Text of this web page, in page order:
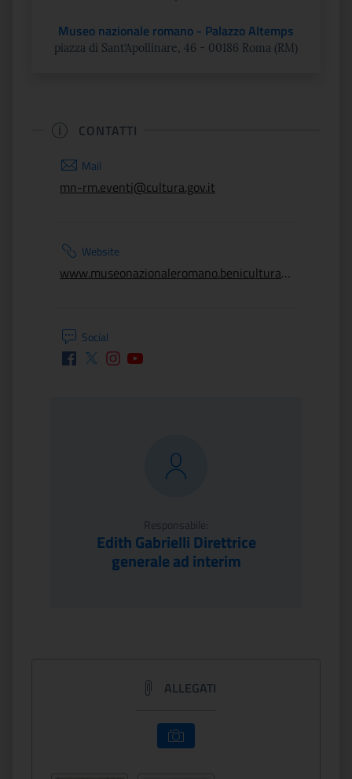
Museo nazionale romano - Palazzo Altemps
piazza di Sant’Apollinare, 46 - 00186 Roma (RM)
CONTATTI
Mail
mn-rm.eventi@cultura.gov.it
Website
www.museonazionaleromano.beniculturali.it
Social
FacebookTwitterInstagram
Youtube
Responsabile:
Edith Gabrielli Direttrice
generale ad interim
ALLEGATI